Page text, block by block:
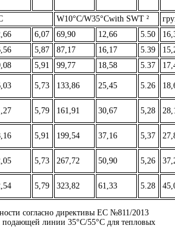
W10°C/W35°Cwith SWT ²
6,07 69,90 12,66 5.50
5,87 87,17 16,17 5.39
5,91 99,77 18,58 5.37
5,73 133,86 25,45 5.26
5,79 161,91 30,67 5,28
5,91 199,54 37,16 5,37
5,73 267,72 50,90 5,26
5,79 323,82 61,33 5.28
согласно директивы ЕС №811/2013
подающей линии 35°С/55°С для тепловых